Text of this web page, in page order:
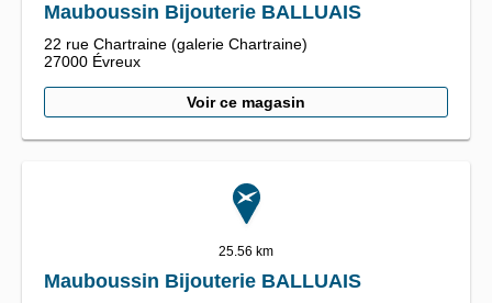
Mauboussin Bijouterie BALLUAIS
22 rue Chartraine (galerie Chartraine)
27000 Évreux
Voir ce magasin
25.56 km
Mauboussin Bijouterie BALLUAIS